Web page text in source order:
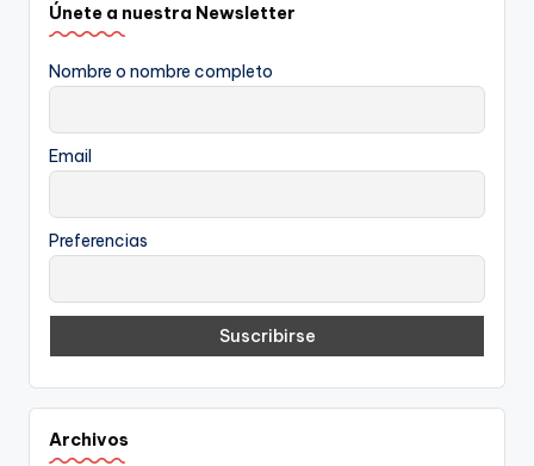
Únete a nuestra Newsletter
Nombre o nombre completo
Email
Preferencias
Archivos